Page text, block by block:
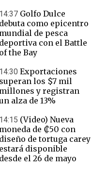
14:37 Golfo Dulce
debuta como epicentro
mundial de pesca
deportiva con el Battle
of the Bay
14:30 Exportaciones
superan los $7 mil
millones y registran
alza de 13%
14:15 (Video) Nueva
moneda de ₡50 con
diseño de tortuga carey
estará disponible
desde el 26 de mayo